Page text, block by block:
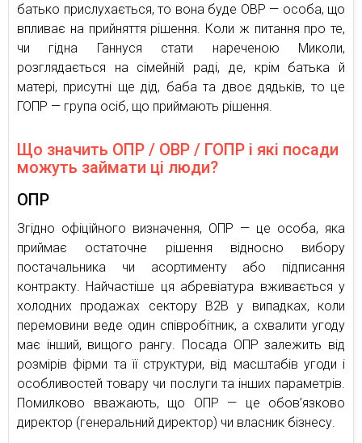
батько прислухається, то вона буде ОВР — особа, що
впливає на прийняття рішення. Коли ж питання про те,
чи гідна Ганнуся стати нареченою Миколи,
розглядається на сімейній раді, де, крім батька й
матері, присутні ще дід, баба та двоє дядьків, то це
ГОПР — група осіб, що приймають рішення.
Що значить ОПР / ОВР / ГОПР і які посади
можуть займати ці люди?
ОПР
Згідно офіційного визначення, ОПР — це особа, яка
приймає остаточне рішення відносно вибору
постачальника чи асортименту або підписання
контракту. Найчастіше ця абревіатура вживається у
холодних продажах сектору В2В у випадках, коли
перемовини веде один співробітник, а схвалити угоду
має інший, вищого рангу. Посада ОПР залежить від
розмірів фірми та її структури, від масштабів угоди і
особливостей товару чи послуги та інших параметрів.
Помилково вважають, що ОПР — це обов’язково
директор (генеральний директор) чи власник бізнесу.